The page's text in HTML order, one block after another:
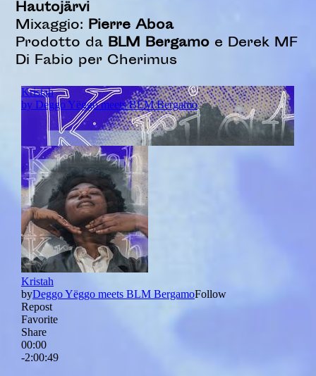
Hautojärvi
Mixaggio: Pierre Aboa
Prodotto da BLM Bergamo e Derek MF
Di Fabio per Cherimus